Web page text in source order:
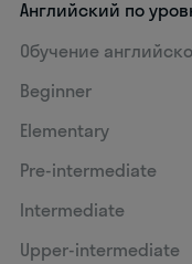
Английский по
Обучение
Beginner
Elementary
Pre-intermediate
Intermediate
Upper-intermediate